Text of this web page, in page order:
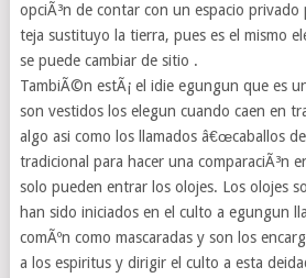
opciÃ³n de contar con un espacio privado
teja sustituyo la tierra, pues es el mismo
se puede cambiar de sitio .
TambiÃ©n estÃ¡ el idie egungun que es
son vestidos los elegun cuando caen en
algo asi como los llamados â€œcaballos
tradicional para hacer una comparaciÃ³n
solo pueden entrar los olojes. Los olojes
han sido iniciados en el culto a egungun
comÃºn como mascaradas y son los
a los espiritus y dirigir el culto a esta